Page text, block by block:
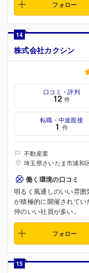
フォロー
14
株式会社カクシン
口コミ・評判
12 件
転職・中途面接
1 件
不動産業
埼玉県さいたま市浦和
働く環境の口コミ
明るく風通しのいい雰
が積極的に開催されて
仲のいい社員が多い。
フォロー
15